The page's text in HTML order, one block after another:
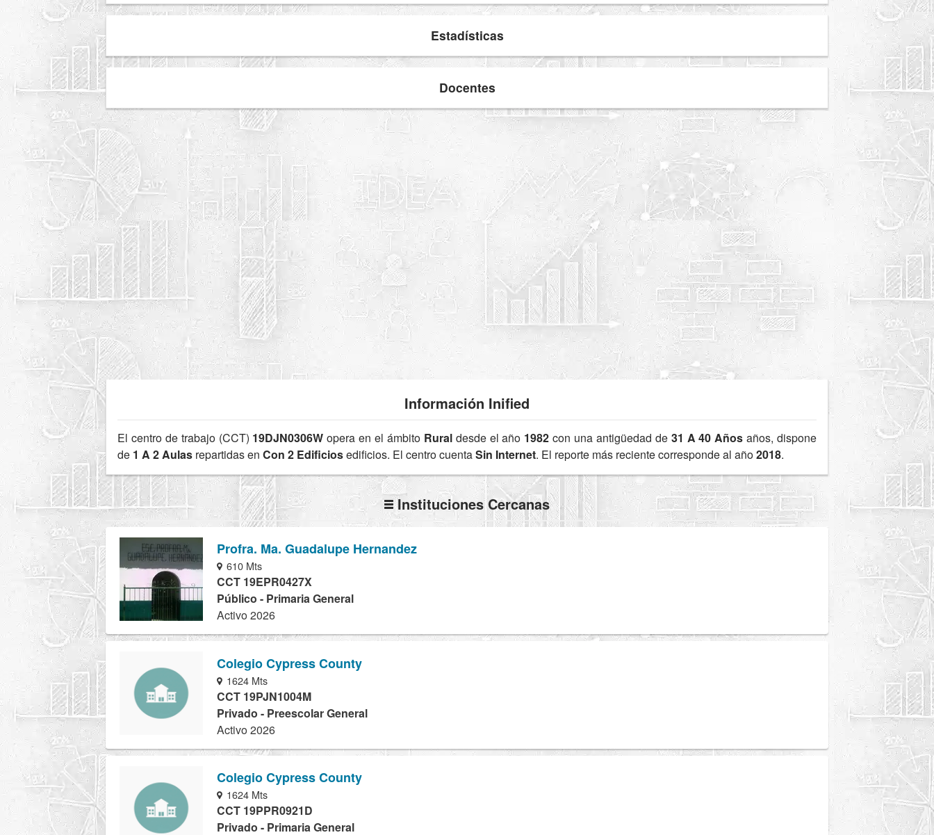
Estadísticas
Docentes
Información Inified
El centro de trabajo (CCT) 19DJN0306W opera en el ámbito Ruraldesde el año 1982 con una antigüedad de 31 A 40 Años años, dispone
de 1 A 2 Aulas repartidas en Con 2 Edificiosedificios. El centro cuentaSin Internet. El reporte más reciente corresponde al año2018.
Instituciones Cercanas
Profra. Ma. Guadalupe Hernandez
610 Mts
CCT 19EPR0427X
Público - Primaria General
Activo 2026
Colegio Cypress County
1624 Mts
CCT 19PJN1004M
Privado - Preescolar General
Activo 2026
Colegio Cypress County
1624 Mts
CCT 19PPR0921D
Privado - Primaria General